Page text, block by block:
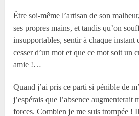
Être soi-même l’artisan de son
ses propres mains, et tandis qu’on
insupportables, sentir à chaque instant
cesser d’un mot et que ce mot soit un
amie !…
Quand j’ai pris ce parti si pénible de
j’espérais que l’absence augmenterait
forces. Combien je me suis trompée !